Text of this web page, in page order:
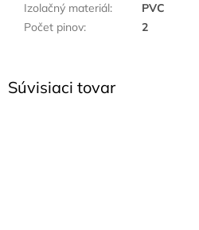
Súvisiaci tovar
Izolačný materiál:
PVC
Počet pinov: 2